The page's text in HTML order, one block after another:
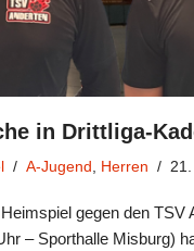
in Drittliga-
A-Jugend , Herren
gegen den TSV
– Sporthalle Misburg)